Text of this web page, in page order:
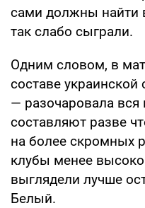
сами должны найти
так слабо сыграли.
Одним словом, в
составе
— разочаровала
составляют разве
на более скромных
клубы менее
выглядели лучше
Белый.